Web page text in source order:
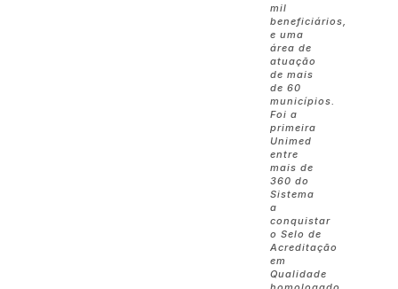
mil
beneficiários,
e uma
área de
atuação
de mais
de 60
municípios.
Foi a
primeira
Unimed
entre
mais de
360 do
Sistema
a
conquistar
o Selo de
Acreditação
em
Qualidade